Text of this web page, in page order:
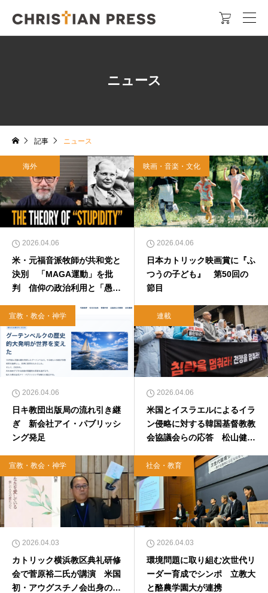

ニュース
記事 ニュース
海外
2026.04.06
米・元福音派牧師が共和党と
決別 「MAGA運動」を批
判 信仰の政治利用と「愚
映画・音楽・文化
2026.04.06
日本カトリック映画賞に『ふ
つうの子ども』 第50回の
節目
宣教・教会・神学
2026.04.06
日キ教団出版局の流れ引き継
ぎ 新会社アイ・パブリッシ
ング発足
連載
2026.04.06
米国とイスラエルによるイラ
ン侵略に対する韓国基督教教
会協議会らの応答 松山健
宣教・教会・神学
2026.04.03
カトリック横浜教区典礼研修
会で菅原裕二氏が講演 米国
初・アウグスチノ会出身の新
社会・教育
2026.04.03
環境問題に取り組む次世代リ
ーダー育成でシンポ 立教大
と酪農学園大が連携